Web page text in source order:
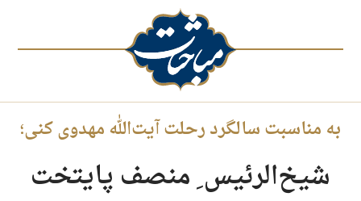
به مناسبت سالگرد رحلت آیت‌الله مهدوی کنی؛
شیخ‌الرئیس ِ منصف پایتخت